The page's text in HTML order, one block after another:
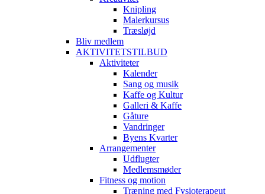
Knipling
Malerkursus
Træsløjd
Bliv medlem
AKTIVITETSTILBUD
Aktiviteter
Kalender
Sang og musik
Kaffe og Kultur
Galleri & Kaffe
Gåture
Vandringer
Byens Kvarter
Arrangementer
Udflugter
Medlemsmøder
Fitness og motion
Træning med Fysioterapeut